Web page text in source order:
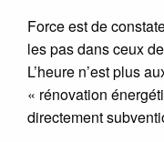
Force est de
les pas dans ceux
L’heure n’est plus
« rénovation
directement